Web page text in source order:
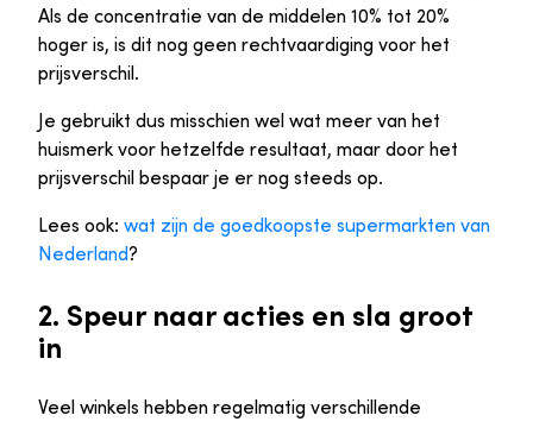
Als de concentratie van de middelen 10% tot 20%
hoger is, is dit nog geen rechtvaardiging voor het
prijsverschil.
Je gebruikt dus misschien wel wat meer van het
huismerk voor hetzelfde resultaat, maar door het
prijsverschil bespaar je er nog steeds op.
Lees ook: wat zijn de goedkoopste supermarkten van
Nederland?
2. Speur naar acties en sla groot
in
Veel winkels hebben regelmatig verschillende